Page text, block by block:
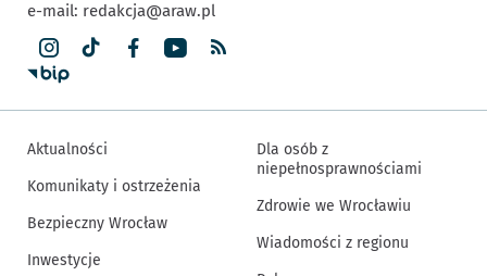
e-mail: redakcja@araw.pl
Aktualności
Komunikaty i ostrzeżenia
Bezpieczny Wrocław
Inwestycje
Dla osób z
niepełnosprawnościami
Zdrowie we Wrocławiu
Wiadomości z regionu